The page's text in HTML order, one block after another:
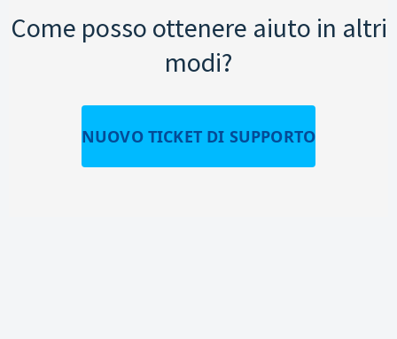
Come posso ottenere aiuto in altri
modi?
NUOVO TICKET DI SUPPORTO